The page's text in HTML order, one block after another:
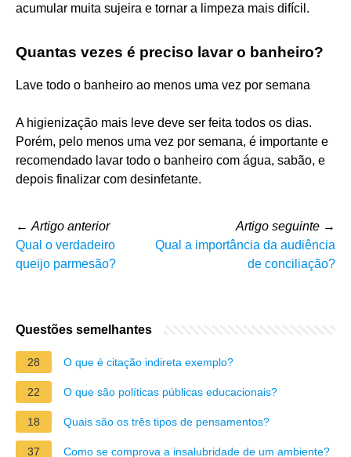
acumular muita sujeira e tornar a limpeza mais difícil.
Quantas vezes é preciso lavar o banheiro?
Lave todo o banheiro ao menos uma vez por semana
A higienização mais leve deve ser feita todos os dias.
Porém, pelo menos uma vez por semana, é importante e
recomendado lavar todo o banheiro com água, sabão, e
depois finalizar com desinfetante.
← Artigo anterior
Qual o verdadeiro
queijo parmesão?
Artigo seguinte →
Qual a importância da audiência
de conciliação?
Questões semelhantes
28 O que é citação indireta exemplo?
22 O que são políticas públicas educacionais?
18 Quais são os três tipos de pensamentos?
37 Como se comprova a insalubridade de um ambiente?